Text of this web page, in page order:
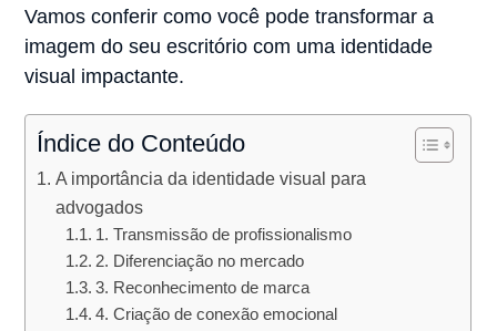
Vamos conferir como você pode transformar a
imagem do seu escritório com uma identidade
visual impactante.
Índice do Conteúdo
A importância da identidade visual para
advogados
1. Transmissão de profissionalismo
2. Diferenciação no mercado
3. Reconhecimento de marca
4. Criação de conexão emocional